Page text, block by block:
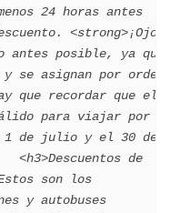
24 horas antes
<strong>¡Ojo!
posible, ya que
se asignan por orden
que recordar que el
para viajar por
1 de julio y el 30 de
<h3>Descuentos de
son los
y autobuses